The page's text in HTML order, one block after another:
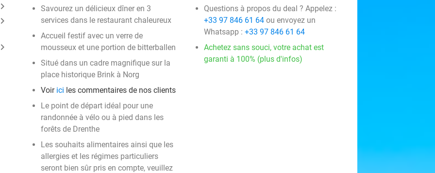
keyboard_arrow_right
keyboard_arrow_right
keyboard_arrow_right
Savourez un délicieux dîner en 3
services dans le restaurant chaleureux
Accueil festif avec un verre de
mousseux et une portion de bitterballen
Situé dans un cadre magnifique sur la
place historique Brink à Norg
Voir ici les commentaires de nos clients
Le point de départ idéal pour une
randonnée à vélo ou à pied dans les
forêts de Drenthe
Les souhaits alimentaires ainsi que les
allergies et les régimes particuliers
seront bien sûr pris en compte, veuillez
Questions à propos du deal ? Appelez :
+33 97 846 61 64 ou envoyez un
Whatsapp : +33 97 846 61 64
Achetez sans souci, votre achat est
garanti à 100% (plus d'infos)